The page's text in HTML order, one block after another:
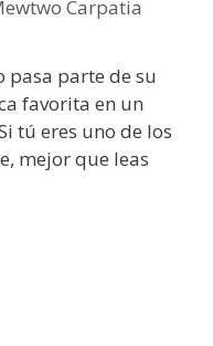
Carpatia
pasa parte de su
favorita en un
tú eres uno de los
mejor que leas